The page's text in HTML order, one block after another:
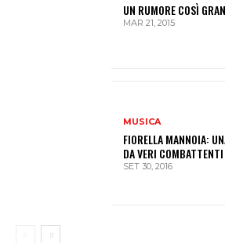
UN RUMORE COSÌ
MAR 21, 2015
MUSICA
FIORELLA MANNOIA:
DA VERI
SET 30, 2016